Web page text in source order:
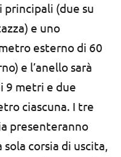
(due su
e uno
esterno di 60
e l’anello sarà
9 metri e due
ciascuna. I tre
presenteranno
corsia di uscita,